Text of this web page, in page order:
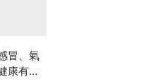
冒、氣
康有